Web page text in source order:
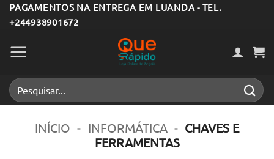
Skip
to
content
PAGAMENTOS NA ENTREGA EM LUANDA - TEL.
+244938901672
Pesquisar
por:
INÍCIO - INFORMÁTICA - CHAVES E
FERRAMENTAS